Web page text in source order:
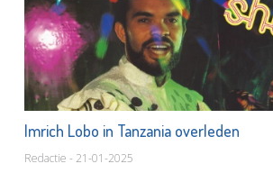
Imrich Lobo in Tanzania overleden
Redactie - 21-01-2025